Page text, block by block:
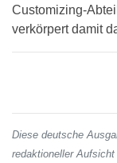
Customizing-
verkörpert damit
Diese deutsche
redaktioneller